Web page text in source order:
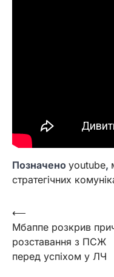
Позначено youtube,
стратегічних
Навігація
записів
⟵
Мбаппе розкрив
розставання з ПСЖ
перед успіхом у ЛЧ